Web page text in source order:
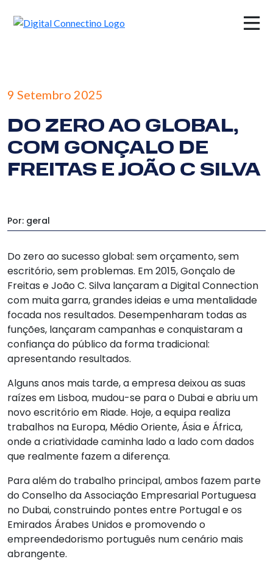
×
9 Setembro 2025
DO ZERO AO GLOBAL,
COM GONÇALO DE
FREITAS E JOÃO C SILVA
Por: geral
Do zero ao sucesso global: sem orçamento, sem
escritório, sem problemas. Em 2015, Gonçalo de
Freitas e João C. Silva lançaram a Digital Connection
com muita garra, grandes ideias e uma mentalidade
focada nos resultados. Desempenharam todas as
funções, lançaram campanhas e conquistaram a
confiança do público da forma tradicional:
apresentando resultados.
Alguns anos mais tarde, a empresa deixou as suas
raízes em Lisboa, mudou-se para o Dubai e abriu um
novo escritório em Riade. Hoje, a equipa realiza
trabalhos na Europa, Médio Oriente, Ásia e África,
onde a criatividade caminha lado a lado com dados
que realmente fazem a diferença.
Para além do trabalho principal, ambos fazem parte
do Conselho da Associação Empresarial Portuguesa
no Dubai, construindo pontes entre Portugal e os
Emirados Árabes Unidos e promovendo o
empreendedorismo português num cenário mais
abrangente.